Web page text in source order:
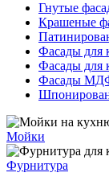
Гнутые
Крашеные
Фасады для
Фасады для
Фасады
Мойки
Фурнитура